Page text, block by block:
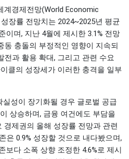
계경제전망(World Economic
장률 전망치는 2024~2025년 평균
이며, 지난 4월에 제시한 3.1% 전망
동 충돌의 부정적인 영향이 지속되
전과 활용 확대, 그리고 관련 수요
클의 성장세가 이러한 충격을 일부
성이 장기화될 경우 글로벌 공급
상승하며, 금융 여건에도 부담을
경제권의 올해 성장률 전망과 관련
은 0.9% 성장할 것으로 내다봤으며,
보다 소폭 상향 조정한 4.6%로 제시